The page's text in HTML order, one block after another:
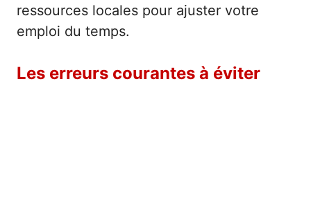
ressources locales pour ajuster votre
emploi du temps.
Les erreurs courantes à éviter